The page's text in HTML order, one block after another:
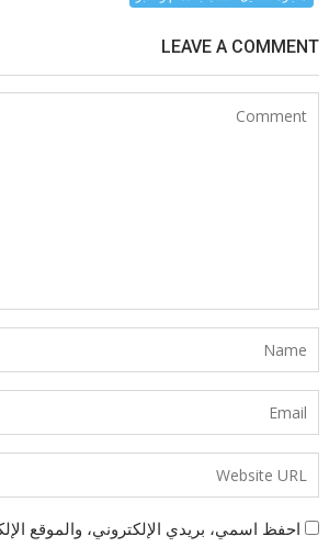
LEAVE A COMMENT
احفظ اسمي، بريدي الإلكتروني، والموقع